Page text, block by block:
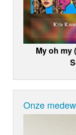
My oh my
Onze